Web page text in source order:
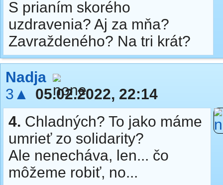
S prianím skorého
uzdravenia? Aj za mňa?
Zavraždeného? Na tri krát?
Nadja
3▲
05.02.2022, 22:14
4. Chladných? To jako máme
umrieť zo solidarity?
Ale nenecháva, len... čo
môžeme robiť, no...